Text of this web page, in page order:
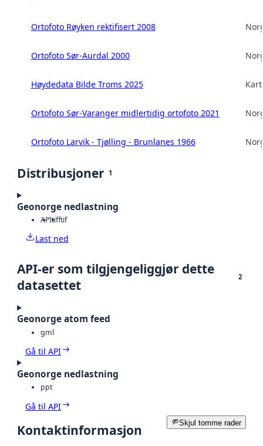
Ortofoto Røyken rektifisert 2008
Ortofoto Sør-Aurdal 2000
Høydedata Bilde Troms 2025
Ortofoto Sør-Varanger midlertidig ortofoto 2021
Ortofoto Larvik - Tjølling - Brunlanes 1966
Distribusjoner 1
Geonorge nedlastning
APItifftif
Last ned
API-er som tilgjengeliggjør dette
datasettet
2
Geonorge atom feed
gml
Gå til API
Geonorge nedlastning
ppt
Gå til API
Skjul tomme rader
Kontaktinformasjon